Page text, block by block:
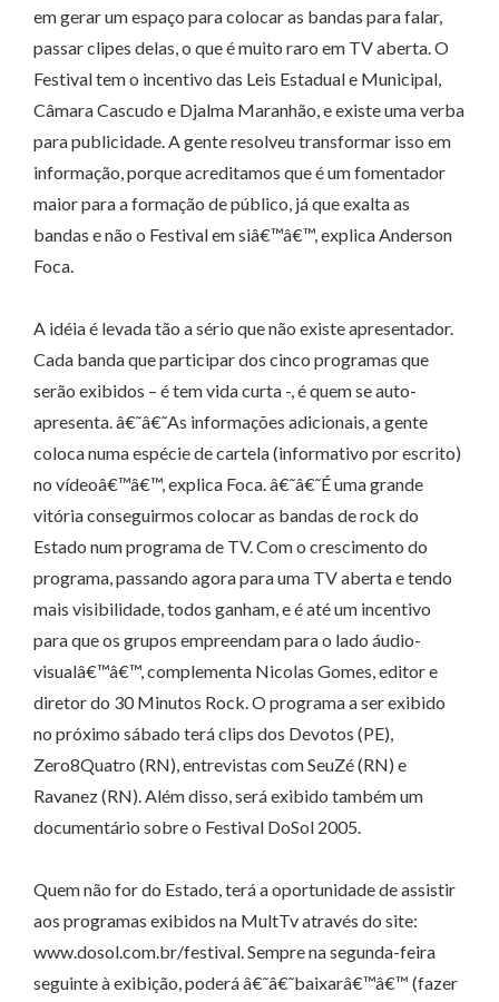
em gerar um espaço para colocar as bandas para falar,
passar clipes delas, o que é muito raro em TV aberta. O
Festival tem o incentivo das Leis Estadual e Municipal,
Câmara Cascudo e Djalma Maranhão, e existe uma verba
para publicidade. A gente resolveu transformar isso em
informação, porque acreditamos que é um fomentador
maior para a formação de público, já que exalta as
bandas e não o Festival em siâ€™â€™, explica Anderson
Foca.
A idéia é levada tão a sério que não existe apresentador.
Cada banda que participar dos cinco programas que
serão exibidos – é tem vida curta -, é quem se auto-
apresenta. â€˜â€˜As informações adicionais, a gente
coloca numa espécie de cartela (informativo por escrito)
no vídeoâ€™â€™, explica Foca. â€˜â€˜É uma grande
vitória conseguirmos colocar as bandas de rock do
Estado num programa de TV. Com o crescimento do
programa, passando agora para uma TV aberta e tendo
mais visibilidade, todos ganham, e é até um incentivo
para que os grupos empreendam para o lado áudio-
visualâ€™â€™, complementa Nicolas Gomes, editor e
diretor do 30 Minutos Rock. O programa a ser exibido
no próximo sábado terá clips dos Devotos (PE),
Zero8Quatro (RN), entrevistas com SeuZé (RN) e
Ravanez (RN). Além disso, será exibido também um
documentário sobre o Festival DoSol 2005.
Quem não for do Estado, terá a oportunidade de assistir
aos programas exibidos na MultTv através do site:
www.dosol.com.br/festival. Sempre na segunda-feira
seguinte à exibição, poderá â€˜â€˜baixarâ€™â€™ (fazer